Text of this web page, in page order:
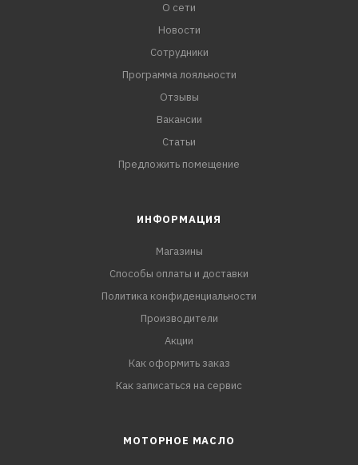
О сети
Новости
Сотрудники
Программа лояльности
Отзывы
Вакансии
Статьи
Предложить помещение
ИНФОРМАЦИЯ
Магазины
Способы оплаты и доставки
Политика конфиденциальности
Производители
Акции
Как оформить заказ
Как записаться на сервис
МОТОРНОЕ МАСЛО